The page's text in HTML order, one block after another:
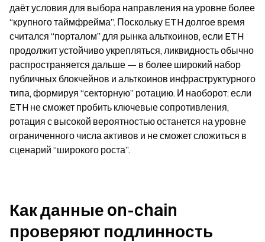
даёт условия для выбора направления на уровне более
“крупного таймфрейма”. Поскольку ETH долгое время
считался “порталом” для рынка альткоинов, если ETH
продолжит устойчиво укрепляться, ликвидность обычно
распространяется дальше — в более широкий набор
публичных блокчейнов и альткоинов инфраструктурного
типа, формируя “секторную” ротацию. И наоборот: если
ETH не сможет пробить ключевые сопротивления,
ротация с высокой вероятностью останется на уровне
ограниченного числа активов и не сможет сложиться в
сценарий “широкого роста”.
Как данные on-chain
проверяют подлинность